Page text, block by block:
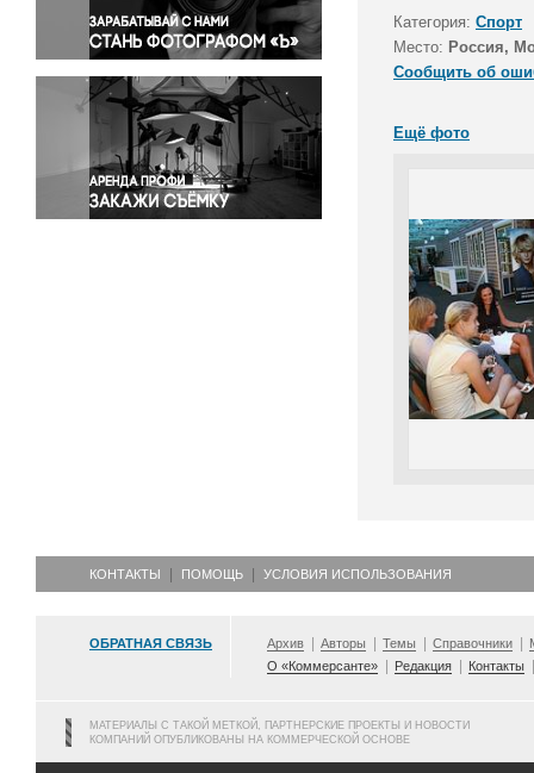
Происшествия и конфликты
Религия
Светская жизнь
Спорт
Экология
Экономика и бизнес
Категория: Спорт
Место: Россия,
Сообщить об
Ещё фото
КОНТАКТЫ ПОМОЩЬ УСЛОВИЯ ИСПОЛЬЗОВАНИЯ
ОБРАТНАЯ СВЯЗЬ Архив Авторы Темы Справочники
О «Коммерсанте»
Редакция Контакты
МАТЕРИАЛЫ С ТАКОЙ МЕТКОЙ, ПАРТНЕРСКИЕ ПРОЕКТЫ И НОВОСТИ
КОМПАНИЙ ОПУБЛИКОВАНЫ НА КОММЕРЧЕСКОЙ ОСНОВЕ